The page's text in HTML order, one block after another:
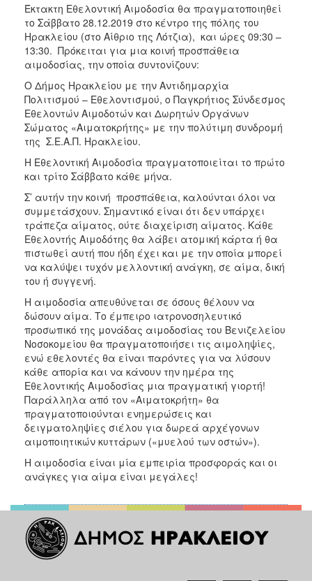
Έκτακτη Εθελοντική Αιμοδοσία θα πραγματοποιηθεί
το Σάββατο 28.12.2019 στο κέντρο της πόλης του
Ηρακλείου (στο Αίθριο της Λότζια), και ώρες 09:30 –
13:30. Πρόκειται για μια κοινή προσπάθεια
αιμοδοσίας, την οποία συντονίζουν:
O Δήμος Ηρακλείου με την Αντιδημαρχία
Πολιτισμού – Εθελοντισμού, ο Παγκρήτιος Σύνδεσμος
Εθελοντών Αιμοδοτών και Δωρητών Οργάνων
Σώματος «Αιματοκρήτης» με την πολύτιμη συνδρομή
της Σ.Ε.Α.Π. Ηρακλείου.
Η Εθελοντική Αιμοδοσία πραγματοποιείται το πρώτο
και τρίτο Σάββατο κάθε μήνα.
Σ’ αυτήν την κοινή προσπάθεια, καλούνται όλοι να
συμμετάσχουν. Σημαντικό είναι ότι δεν υπάρχει
τράπεζα αίματος, ούτε διαχείριση αίματος. Κάθε
Εθελοντής Αιμοδότης θα λάβει ατομική κάρτα ή θα
πιστωθεί αυτή που ήδη έχει και με την οποία μπορεί
να καλύψει τυχόν μελλοντική ανάγκη, σε αίμα, δική
του ή συγγενή.
Η αιμοδοσία απευθύνεται σε όσους θέλουν να
δώσουν αίμα. Το έμπειρο ιατρονοσηλευτικό
προσωπικό της μονάδας αιμοδοσίας του Βενιζελείου
Νοσοκομείου θα πραγματοποιήσει τις αιμοληψίες,
ενώ εθελοντές θα είναι παρόντες για να λύσουν
κάθε απορία και να κάνουν την ημέρα της
Εθελοντικής Αιμοδοσίας μια πραγματική γιορτή!
Παράλληλα από τον «Αιματοκρήτη» θα
πραγματοποιούνται ενημερώσεις και
δειγματοληψίες σιέλου για δωρεά αρχέγονων
αιμοποιητικών κυττάρων («μυελού των οστών»).
Η αιμοδοσία είναι μία εμπειρία προσφοράς και οι
ανάγκες για αίμα είναι μεγάλες!